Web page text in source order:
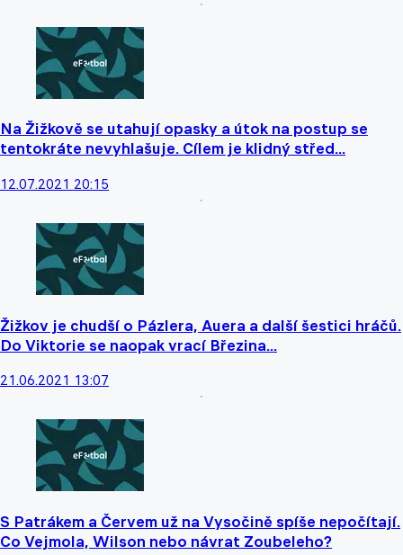
Na Žižkově se utahují opasky a útok na postup se
tentokráte nevyhlašuje. Cílem je klidný střed...
12.07.2021 20:15
Žižkov je chudší o Pázlera, Auera a další šestici hráčů.
Do Viktorie se naopak vrací Březina...
21.06.2021 13:07
S Patrákem a Červem už na Vysočině spíše nepočítají.
Co Vejmola, Wilson nebo návrat Zoubeleho?